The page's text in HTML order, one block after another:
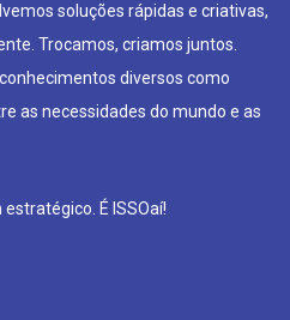
soluções rápidas e criativas,
Trocamos, criamos juntos.
diversos como
as necessidades do mundo e as
É ISSOaí!